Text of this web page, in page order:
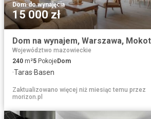
Dom·do wynajęcia
15 000 zł
Dom na wynajem, Warszawa,
Województwo mazowieckie
240 m²5 PokojeDom
·Taras·Basen
Zaktualizowano więcej niż miesiąc temu przez
morizon.pl